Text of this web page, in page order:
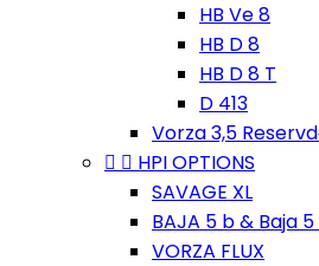
HB Ve 8
HB D 8
HB D 8 T
D 413
Vorza 3,5
  HPI OPTIONS
SAVAGE XL
BAJA 5 b & Baja 5
VORZA FLUX